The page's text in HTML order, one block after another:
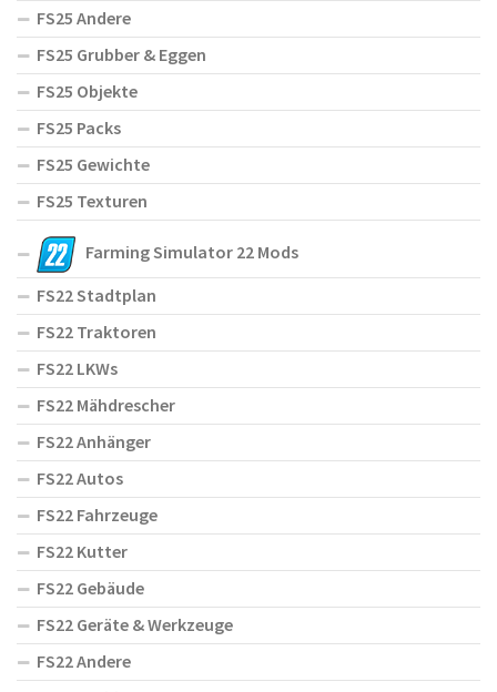
FS25 Andere
FS25 Grubber & Eggen
FS25 Objekte
FS25 Packs
FS25 Gewichte
FS25 Texturen
Farming Simulator 22 Mods
FS22 Stadtplan
FS22 Traktoren
FS22 LKWs
FS22 Mähdrescher
FS22 Anhänger
FS22 Autos
FS22 Fahrzeuge
FS22 Kutter
FS22 Gebäude
FS22 Geräte & Werkzeuge
FS22 Andere